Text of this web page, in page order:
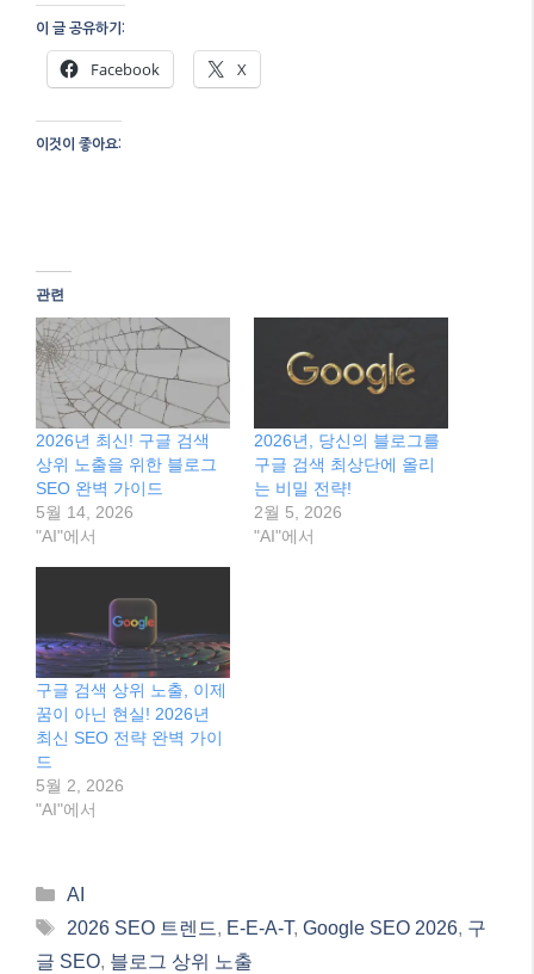
이 글 공유하기:
Facebook X
이것이 좋아요:
관련
2026년 최신! 구글 검색
상위 노출을 위한 블로그
SEO 완벽 가이드
5월 14, 2026
"AI"에서
2026년, 당신의 블로그를
구글 검색 최상단에 올리
는 비밀 전략!
2월 5, 2026
"AI"에서
구글 검색 상위 노출, 이제
꿈이 아닌 현실! 2026년
최신 SEO 전략 완벽 가이
드
5월 2, 2026
"AI"에서
Categories
AI
Tags
2026 SEO 트렌드, E-E-A-T, Google SEO 2026, 구
글 SEO, 블로그 상위 노출